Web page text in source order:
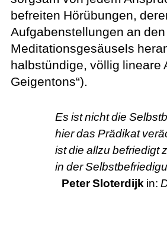
befreiten Hörübungen,
Aufgabenstellungen an
Meditationsgesäusels
halbstündige, völlig lineare
Geigentons“).
Es ist nicht die
hier das Prädikat
ist die allzu befriedigt
in der
Peter Sloterdijk in: